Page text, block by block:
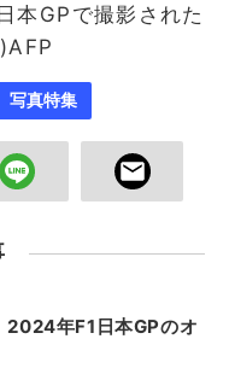
本GPで撮影された
写真特集
2024年F1日本GPのオ